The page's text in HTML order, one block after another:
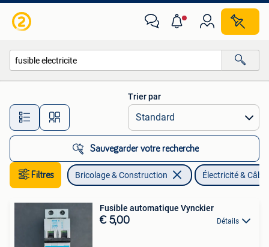
Toutes les distances…
Trier par
Sauvegarder votre recherche
Filtres Bricolage & Construction Électricité &
Fusible automatique Vynckier
€ 5,00 Détails